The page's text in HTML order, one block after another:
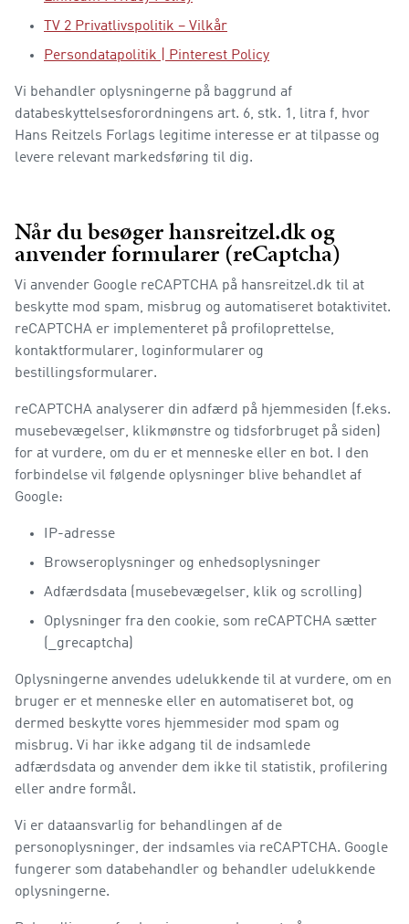
TV 2 Privatlivspolitik – Vilkår
Persondatapolitik | Pinterest Policy
Vi behandler oplysningerne på baggrund af
databeskyttelsesforordningens art. 6, stk. 1, litra f, hvor
Hans Reitzels Forlags legitime interesse er at tilpasse og
levere relevant markedsføring til dig.
Når du besøger hansreitzel.dk og
anvender formularer (reCaptcha)
Vi anvender Google reCAPTCHA på hansreitzel.dk til at
beskytte mod spam, misbrug og automatiseret botaktivitet.
reCAPTCHA er implementeret på profiloprettelse,
kontaktformularer, loginformularer og
bestillingsformularer.
reCAPTCHA analyserer din adfærd på hjemmesiden (f.eks.
musebevægelser, klikmønstre og tidsforbruget på siden)
for at vurdere, om du er et menneske eller en bot. I den
forbindelse vil følgende oplysninger blive behandlet af
Google:
IP-adresse
Browseroplysninger og enhedsoplysninger
Adfærdsdata (musebevægelser, klik og scrolling)
Oplysninger fra den cookie, som reCAPTCHA sætter
(_grecaptcha)
Oplysningerne anvendes udelukkende til at vurdere, om en
bruger er et menneske eller en automatiseret bot, og
dermed beskytte vores hjemmesider mod spam og
misbrug. Vi har ikke adgang til de indsamlede
adfærdsdata og anvender dem ikke til statistik, profilering
eller andre formål.
Vi er dataansvarlig for behandlingen af de
personoplysninger, der indsamles via reCAPTCHA. Google
fungerer som databehandler og behandler udelukkende
oplysningerne.